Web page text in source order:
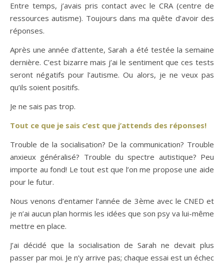
Entre temps, j’avais pris contact avec le CRA (centre de
ressources autisme). Toujours dans ma quête d’avoir des
réponses.
Après une année d’attente, Sarah a été testée la semaine
dernière. C’est bizarre mais j’ai le sentiment que ces tests
seront négatifs pour l’autisme. Ou alors, je ne veux pas
qu’ils soient positifs.
Je ne sais pas trop.
Tout ce que je sais c’est que j’attends des réponses!
Trouble de la socialisation? De la communication? Trouble
anxieux généralisé? Trouble du spectre autistique? Peu
importe au fond! Le tout est que l’on me propose une aide
pour le futur.
Nous venons d’entamer l’année de 3ème avec le CNED et
je n’ai aucun plan hormis les idées que son psy va lui-même
mettre en place.
J’ai décidé que la socialisation de Sarah ne devait plus
passer par moi. Je n’y arrive pas; chaque essai est un échec